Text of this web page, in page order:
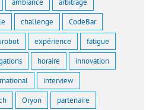
ambiance arbitrage
challenge CodeBar
expérience fatigue
horaire innovation
interview
Oryon partenaire